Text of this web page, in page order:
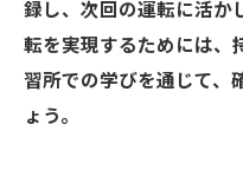
録し、次回の運転に活か
転を実現するためには、
習所での学びを通じて、
ょう。